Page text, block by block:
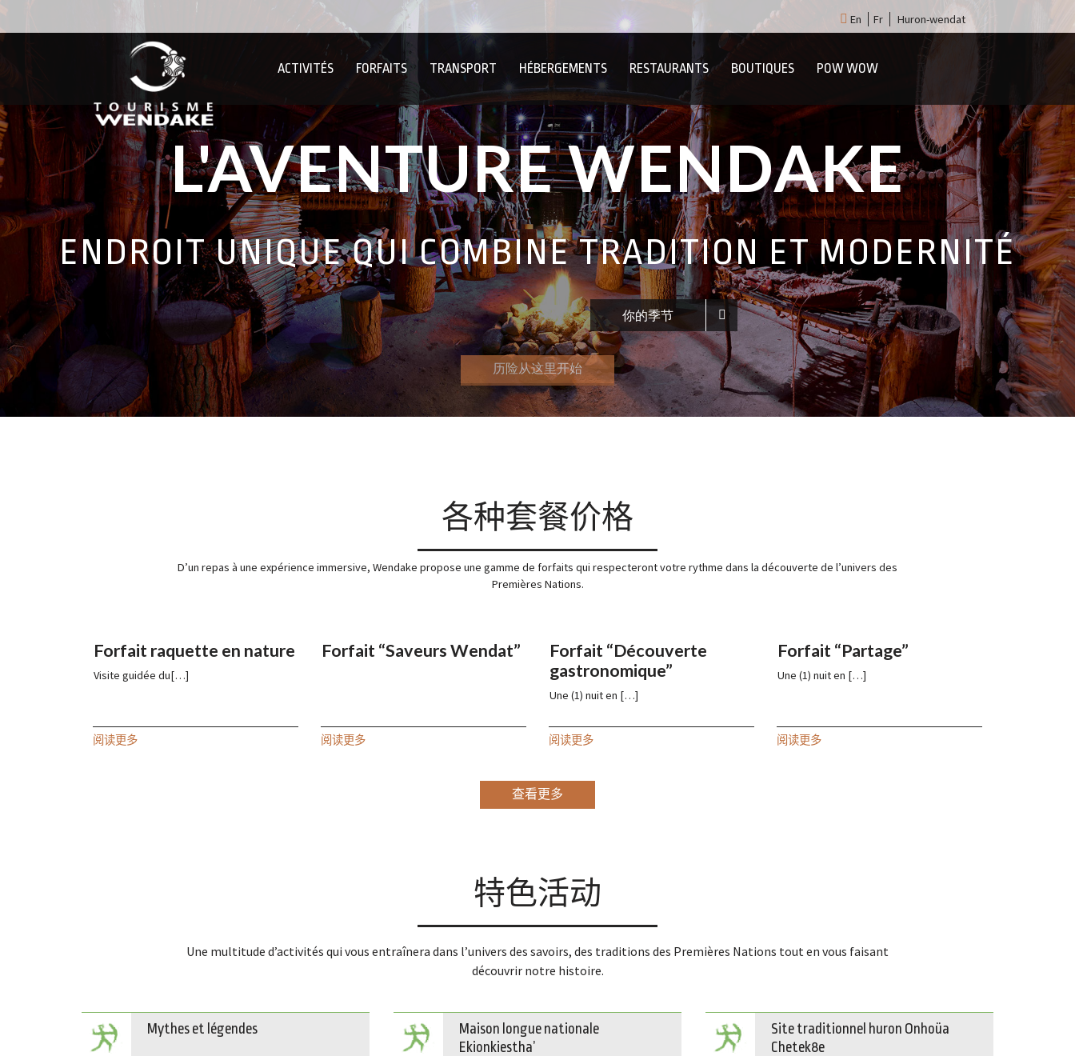
En Fr Huron-wendat
ACTIVITÉS FORFAITS TRANSPORT HÉBERGEMENTS RESTAURANTS BOUTIQUES POW WOW
L'AVENTURE WENDAKE
ENDROIT UNIQUE QUI COMBINE TRADITION ET MODERNITÉ
你的季节
各种套餐价格
D’un repas à une expérience immersive, Wendake propose une gamme de forfaits qui respecteront votre rythme dans la découverte de l’univers des
Premières Nations.
Forfait raquette en nature
Visite guidée du[…]
阅读更多
Forfait “Saveurs Wendat”
阅读更多
Forfait “Découverte
gastronomique”
Une (1) nuit en […]
阅读更多
Forfait “Partage”
Une (1) nuit en […]
阅读更多
查看更多
特色活动
Une multitude d’activités qui vous entraînera dans l’univers des savoirs, des traditions des Premières Nations tout en vous faisant
découvrir notre histoire.
Mythes et légendes
Maison longue nationale
Ekionkiestha’
Site traditionnel huron Onhoüa
Chetek8e